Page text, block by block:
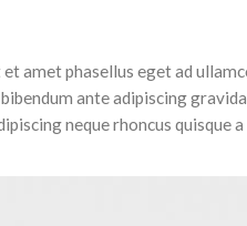
amet phasellus eget ad
ante adipiscing
neque rhoncus quisque